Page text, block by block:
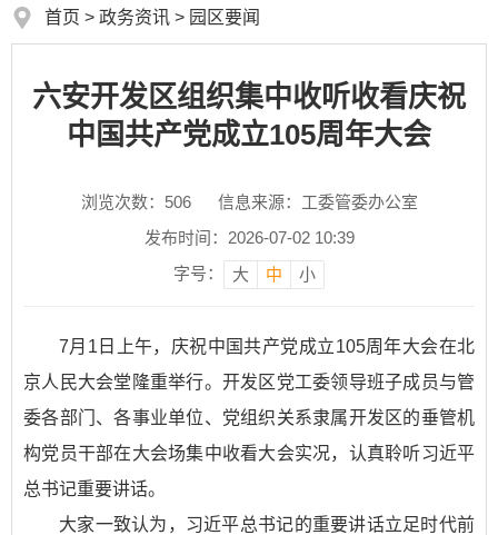
首页 > 政务资讯 > 园区要闻
六安开发区组织集中收听收看庆祝
中国共产党成立105周年大会
浏览次数： 506
信息来源：工委管委办公室
发布时间：2026-07-02 10:39
字号：
大 中 小
7月1日上午，庆祝中国共产党成立105周年大会在北
京人民大会堂隆重举行。开发区党工委领导班子成员与管
委各部门、各事业单位、党组织关系隶属开发区的垂管机
构党员干部在大会场集中收看大会实况，认真聆听习近平
总书记重要讲话。
大家一致认为，习近平总书记的重要讲话立足时代前